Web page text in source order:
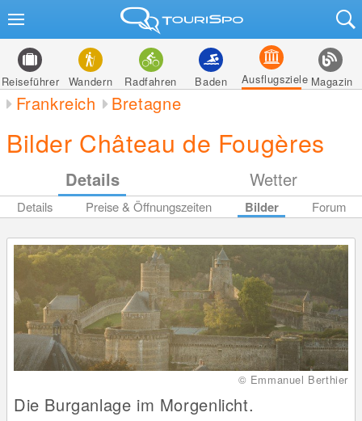
Reiseführer Wandern Radfahren Baden Ausflugsziele Magazin
Frankreich Bretagne
Bilder Château de Fougères
Details Wetter
Details Preise & Öffnungszeiten Bilder Forum
© Emmanuel Berthier
Die Burganlage im Morgenlicht.